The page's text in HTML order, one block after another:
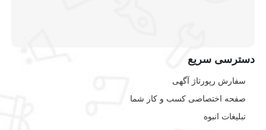
دسترسی سریع
سفارش رپورتاژ آگهی
صفحه اختصاصی کسب و کار شما
تبلیغات انبوه